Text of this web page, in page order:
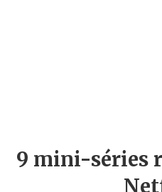
9 mini-séries